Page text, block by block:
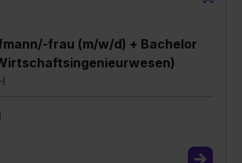
frau (m/w/d) + Bachelor